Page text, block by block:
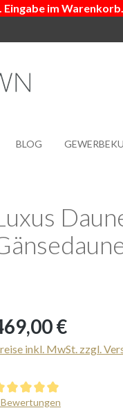
Eingabe im Warenkorb.
BLOG
Preis:€
inkl. MwSt. zzgl.
Bewertung